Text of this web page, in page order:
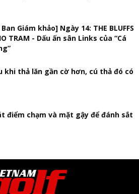
Giám khảo] Ngày 14: THE BLUFFS
TRAM - Dấu ấn sân Links của “Cá
khi thả lăn gần cờ hơn, cú thả đó có
điểm chạm và mặt gậy để đánh sắt